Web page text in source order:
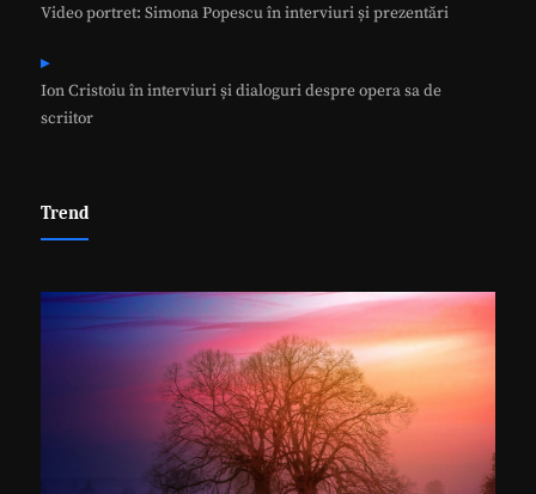
Video portret: Simona Popescu în interviuri și prezentări
Ion Cristoiu în interviuri și dialoguri despre opera sa de
scriitor
Trend